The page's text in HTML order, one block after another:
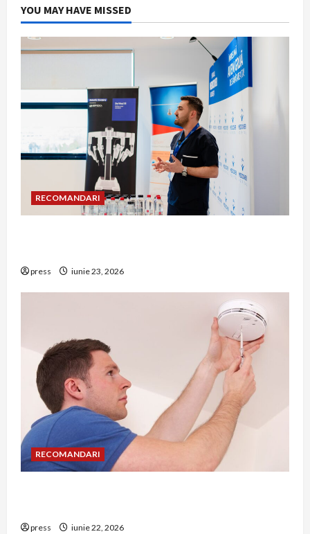
YOU MAY HAVE MISSED
RECOMANDARI
press iunie 23, 2026
RECOMANDARI
press iunie 22, 2026